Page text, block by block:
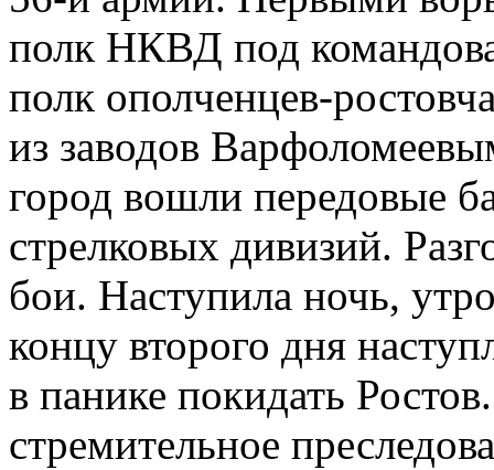
полк НКВД под
полк ополченцев-
из заводов
город вошли передовые
стрелковых дивизий.
бои. Наступила ночь,
концу второго дня
в панике покидать
стремительное